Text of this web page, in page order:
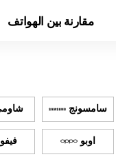
مقارنة بين الهواتف
سامسونج
اوبو